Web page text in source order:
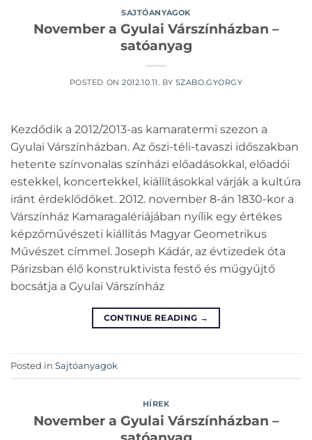
SAJTÓANYAGOK
November a Gyulai Várszínházban –
satóanyag
POSTED ON2012.10.11. BY SZABO.GYORGY
Kezdődik a 2012/2013-as kamaratermi szezon a
Gyulai Várszínházban. Az őszi-téli-tavaszi időszakban
hetente színvonalas színházi előadásokkal, előadói
estekkel, koncertekkel, kiállításokkal várják a kultúra
iránt érdeklődőket. 2012. november 8-án 1830-kor a
Várszínház Kamaragalériájában nyílik egy értékes
képzőművészeti kiállítás Magyar Geometrikus
Művészet címmel. Joseph Kádár, az évtizedek óta
Párizsban élő konstruktivista festő és műgyűjtő
bocsátja a Gyulai Várszínház
CONTINUE READING →
Posted in Sajtóanyagok
HÍREK
November a Gyulai Várszínházban –